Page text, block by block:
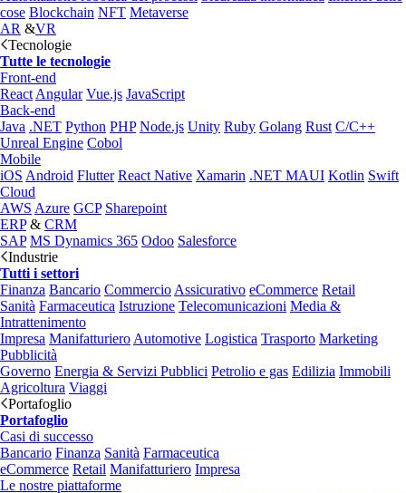
cose Blockchain NFT Metaverse
AR &VR
Tecnologie
Tutte le tecnologie
Front-end
React Angular Vue.js JavaScript
Back-end
Java .NET Python PHP Node.js Unity Ruby Golang Rust C/C++
Unreal Engine Cobol
Mobile
iOS Android Flutter React Native Xamarin .NET MAUI Kotlin Swift
Cloud
AWS Azure GCP Sharepoint
ERP& CRM
SAP MS Dynamics 365 Odoo Salesforce
Industrie
Tutti i settori
Finanza Bancario Commercio Assicurativo eCommerce Retail
Sanità Farmaceutica Istruzione Telecomunicazioni Media &
Intrattenimento
Impresa Manifatturiero Automotive Logistica Trasporto Marketing
Pubblicità
Governo Energia & Servizi Pubblici Petrolio e gas Edilizia Immobili
Agricoltura Viaggi
Portafoglio
Portafoglio
Casi di successo
Bancario Finanza Sanità Farmaceutica
eCommerce Retail Manifatturiero Impresa
Le nostre piattaforme